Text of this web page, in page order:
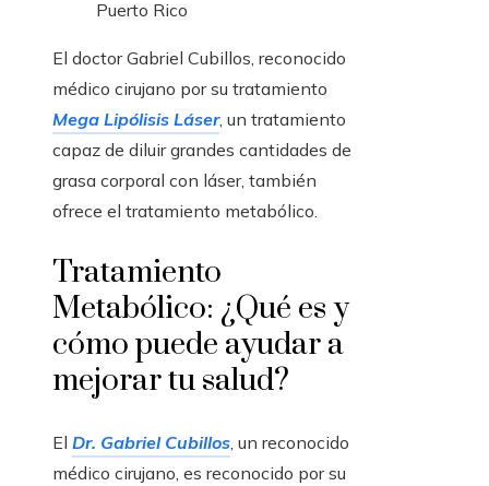
Puerto Rico
El doctor Gabriel Cubillos, reconocido
médico cirujano por su tratamiento
Mega Lipólisis Láser, un tratamiento
capaz de diluir grandes cantidades de
grasa corporal con láser, también
ofrece el tratamiento metabólico.
Tratamiento
Metabólico: ¿Qué es y
cómo puede ayudar a
mejorar tu salud?
El Dr. Gabriel Cubillos, un reconocido
médico cirujano, es reconocido por su